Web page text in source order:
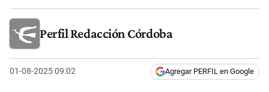
Perfil Redacción Córdoba
01-08-2025 09:02 Agregar PERFIL en Google